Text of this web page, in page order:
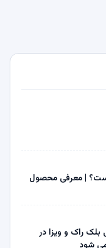
| معرفی محصول
بلک راک و ویزا در